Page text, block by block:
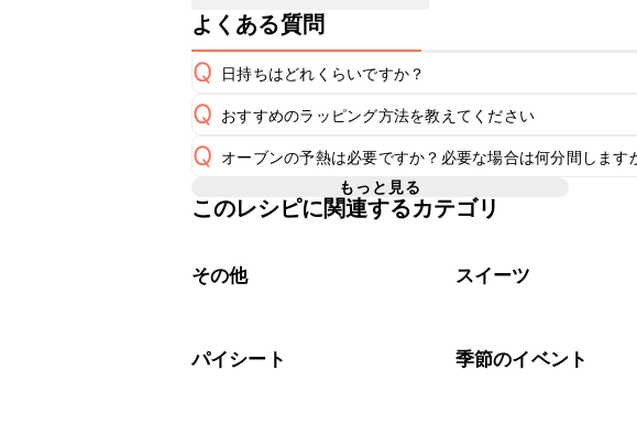
よくある質問
Q 日持ちはどれくらいですか？
A
常温保存で翌日中が目安です。室温が高い場合はチョコレ
Q おすすめのラッピング方法を教えてください
A
Q オーブンの予熱は必要ですか？必要な場合は何分間します
A
レシピでは200℃に予熱したオーブンで焼き上げています
もっと見る
このレシピに関連するカテゴリ
その他 スイーツ
パイシート 季節のイベント